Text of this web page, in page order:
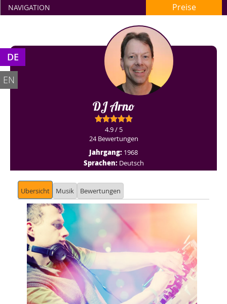
NAVIGATION Preise
DE
EN
DJ Arno
4.9 / 5
24 Bewertungen
Jahrgang: 1968
Sprachen: Deutsch
Ubersicht Musik Bewertungen